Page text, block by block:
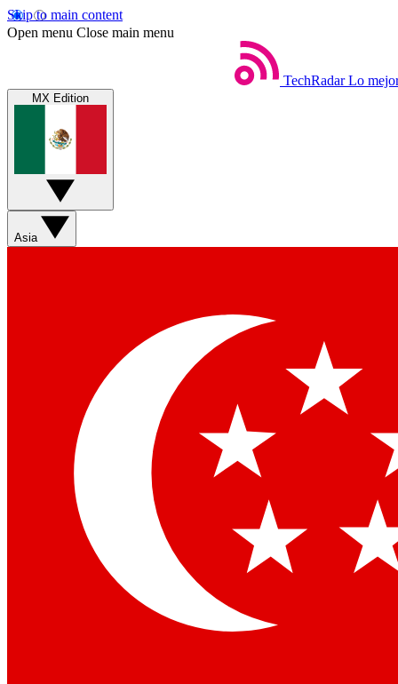
Skip to main content
Open menu Close main menu
TechRadar Lo
MX Edition
Asia